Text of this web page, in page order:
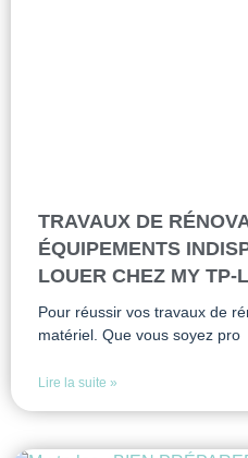
TRAVAUX DE
ÉQUIPEMENTS
LOUER CHEZ MY TP-
Pour réussir vos travaux de
matériel. Que vous soyez pro
Lire la suite »